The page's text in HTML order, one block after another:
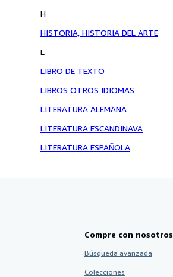
H
HISTORIA, HISTORIA DEL ARTE
L
LIBRO DE TEXTO
LIBROS OTROS IDIOMAS
LITERATURA ALEMANA
LITERATURA ESCANDINAVA
LITERATURA ESPAÑOLA
Compre con nosotros
Búsqueda avanzada
Colecciones